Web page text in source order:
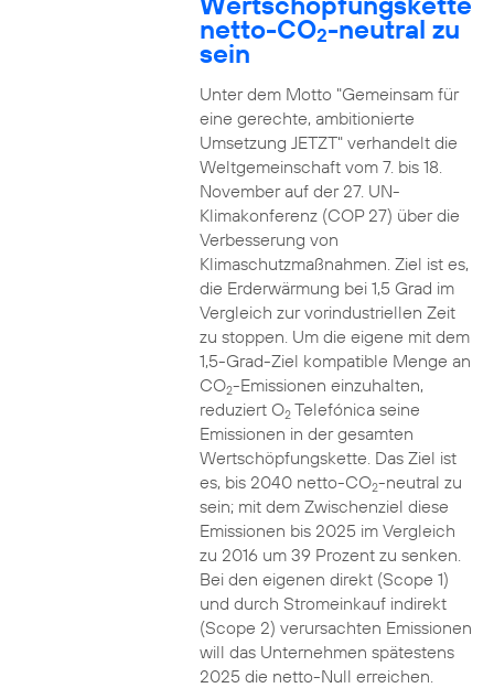
netto-CO2-neutral zu
sein
Unter dem Motto "Gemeinsam für
eine gerechte, ambitionierte
Umsetzung JETZT" verhandelt die
Weltgemeinschaft vom 7. bis 18.
November auf der 27. UN-
Klimakonferenz (COP 27) über die
Verbesserung von
Klimaschutzmaßnahmen. Ziel ist es,
die Erderwärmung bei 1,5 Grad im
Vergleich zur vorindustriellen Zeit
zu stoppen. Um die eigene mit dem
1,5-Grad-Ziel kompatible Menge an
CO2-Emissionen einzuhalten,
reduziert O2Telefónica seine
Emissionen in der gesamten
Wertschöpfungskette. Das Ziel ist
es, bis 2040 netto-CO2-neutral zu
sein; mit dem Zwischenziel diese
Emissionen bis 2025 im Vergleich
zu 2016 um 39 Prozent zu senken.
Bei den eigenen direkt (Scope 1)
und durch Stromeinkauf indirekt
(Scope 2) verursachten Emissionen
will das Unternehmen spätestens
2025 die netto-Null erreichen.